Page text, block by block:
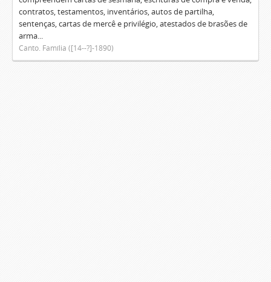
contratos, testamentos, inventários, autos de partilha,
sentenças, cartas de mercê e privilégio, atestados de brasões de
arma...
Canto. Família ([14--?]-1890)